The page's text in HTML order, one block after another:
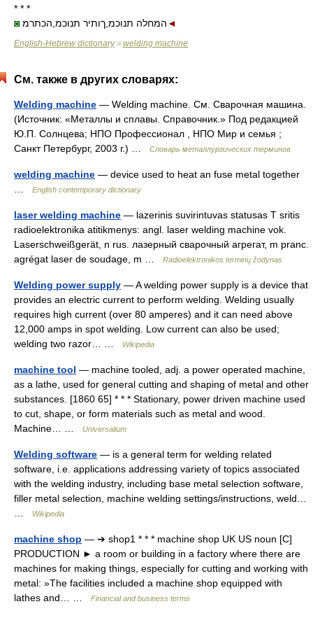
* * *
◙המחלה תנוכמ,ךותיר תנוכמ,הכתרמ ◄
English-Hebrew dictionary> welding machine
См. также в других словарях:
Welding machine — Welding machine. См. Сварочная машина.
(Источник: «Металлы и сплавы. Справочник.» Под редакцией
Ю.П. Солнцева; НПО Профессионал , НПО Мир и семья ;
Санкт Петербург, 2003 г.) …
Словарь металлургических терминов
welding machine — device used to heat an fuse metal together
English contemporary dictionary
laser welding machine — lazerinis suvirintuvas statusas T sritis
radioelektronika atitikmenys: angl. laser welding machine vok.
Laserschweißgerät, n rus. лазерный сварочный агрегат, m pranc.
agrégat laser de soudage, m …
Radioelektronikos terminų žodynas
Welding power supply — A welding power supply is a device that
provides an electric current to perform welding. Welding usually
requires high current (over 80 amperes) and it can need above
12,000 amps in spot welding. Low current can also be used;
welding two razor… …
Wikipedia
machine tool — machine tooled, adj. a power operated machine,
as a lathe, used for general cutting and shaping of metal and other
substances. [1860 65] * * * Stationary, power driven machine used
to cut, shape, or form materials such as metal and wood.
Machine… …
Universalium
Welding software — is a general term for welding related
software, i.e. applications addressing variety of topics associated
with the welding industry, including base metal selection software,
filler metal selection, machine welding settings/instructions, weld…
Wikipedia
machine shop — ➔ shop1 * * * machine shop UK US noun [C]
PRODUCTION ► a room or building in a factory where there are
machines for making things, especially for cutting and working with
metal: »The facilities included a machine shop equipped with
lathes and… …
Financial and business terms